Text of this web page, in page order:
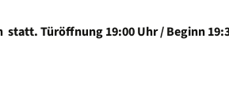
Türöffnung 19:00 Uhr / Beginn